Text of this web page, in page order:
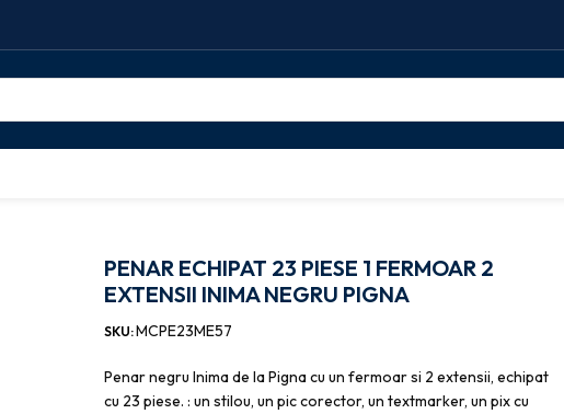
PENAR ECHIPAT 23 PIESE 1 FERMOAR 2
EXTENSII INIMA NEGRU PIGNA
SKU:MCPE23ME57
Penar negru Inima de la Pigna cu un fermoar si 2 extensii, echipat
cu 23 piese. : un stilou, un pic corector, un textmarker, un pix cu